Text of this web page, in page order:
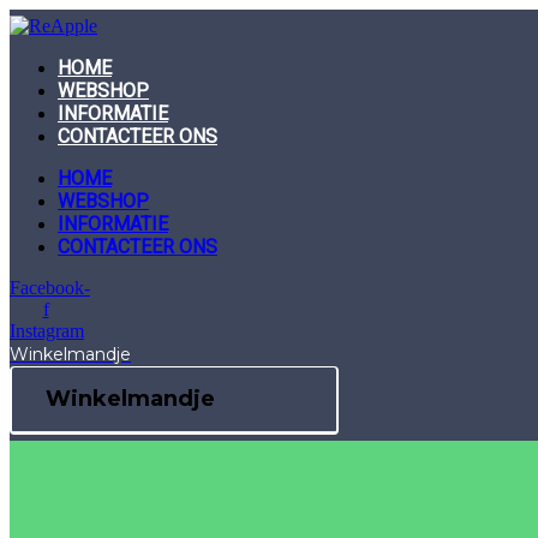
Skip
to
contentHOME
WEBSHOP
INFORMATIE
CONTACTEER ONS
HOME
WEBSHOP
INFORMATIE
CONTACTEER ONS
Facebook-
f
Instagram
Winkelmandje
Winkelmandje